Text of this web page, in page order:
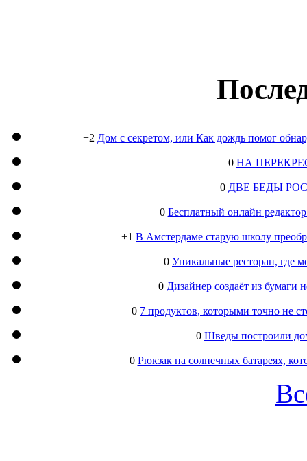
+2 Дом с секретом, или Как дождь помог
0 НА
0 ДВЕ БЕДЫ
0 Бесплатный онлайн
+1 В Амстердаме старую школу
0 Уникальные ресторан, где
0 Дизайнер создаёт из
0 7 продуктов, которыми точно не
0 Шведы построили
0 Рюкзак на солнечных батареях,